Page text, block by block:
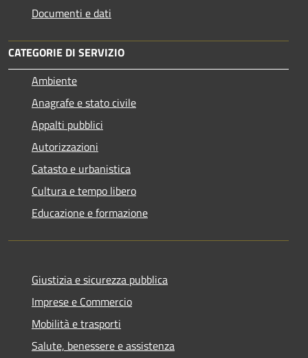
Documenti e dati
CATEGORIE DI SERVIZIO
Ambiente
Anagrafe e stato civile
Appalti pubblici
Autorizzazioni
Catasto e urbanistica
Cultura e tempo libero
Educazione e formazione
Giustizia e sicurezza pubblica
Imprese e Commercio
Mobilità e trasporti
Salute, benessere e assistenza